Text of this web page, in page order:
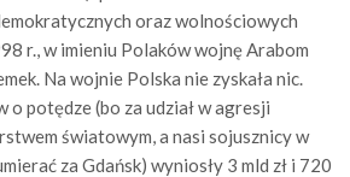
oraz wolnościowych
r., w imieniu Polaków wojnę Arabom
Na wojnie Polska nie zyskała nic.
o potędze (bo za udział w agresji
światowym, a nasi sojusznicy w
za Gdańsk) wyniosły 3 mld zł i 720